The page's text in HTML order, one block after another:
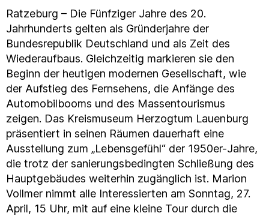
Ratzeburg – Die Fünfziger Jahre des 20.
Jahrhunderts gelten als Gründerjahre der
Bundesrepublik Deutschland und als Zeit des
Wiederaufbaus. Gleichzeitig markieren sie den
Beginn der heutigen modernen Gesellschaft, wie
der Aufstieg des Fernsehens, die Anfänge des
Automobilbooms und des Massentourismus
zeigen. Das Kreismuseum Herzogtum Lauenburg
präsentiert in seinen Räumen dauerhaft eine
Ausstellung zum „Lebensgefühl“ der 1950er-Jahre,
die trotz der sanierungsbedingten Schließung des
Hauptgebäudes weiterhin zugänglich ist. Marion
Vollmer nimmt alle Interessierten am Sonntag, 27.
April, 15 Uhr, mit auf eine kleine Tour durch die